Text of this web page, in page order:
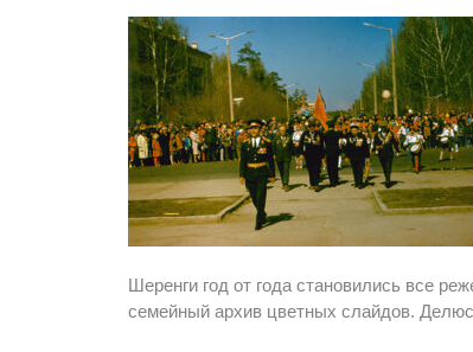
Шеренги год от года становились все
семейный архив цветных слайдов.